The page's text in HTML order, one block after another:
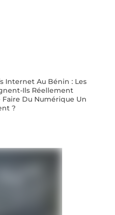
Internet Au Bénin : Les
Ils Réellement
Faire Du Numérique Un
?